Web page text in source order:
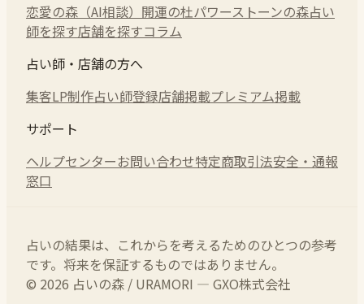
恋愛の森（AI相談） 開運の杜パワーストーンの森占い
師を探す店舗を探すコラム
占い師・店舗の方へ
集客LP制作占い師登録店舗掲載プレミアム掲載
サポート
ヘルプセンターお問い合わせ特定商取引法安全・通報
窓口
占いの結果は、これからを考えるためのひとつの参考
です。将来を保証するものではありません。
© 2026 占いの森 / URAMORI — GXO株式会社